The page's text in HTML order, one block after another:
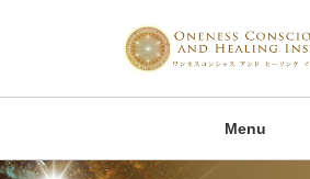
Menu